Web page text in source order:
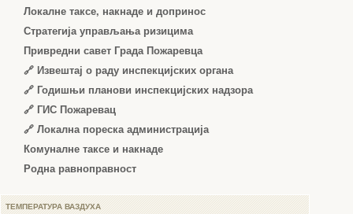
Локалне таксе, накнаде и допринос
Стратегија управљања ризицима
Привредни савет Града Пожаревца
🔗 Извештај о раду инспекцијских органа
🔗 Годишњи планови инспекцијских надзора
🔗 ГИС Пожаревац
🔗 Локална пореска администрација
Комуналне таксе и накнаде
Родна равноправност
ТЕМПЕРАТУРА ВАЗДУХА